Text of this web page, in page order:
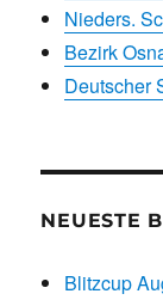
Nieders.
Bezirk
Deutscher
NEUESTE
Blitzcup